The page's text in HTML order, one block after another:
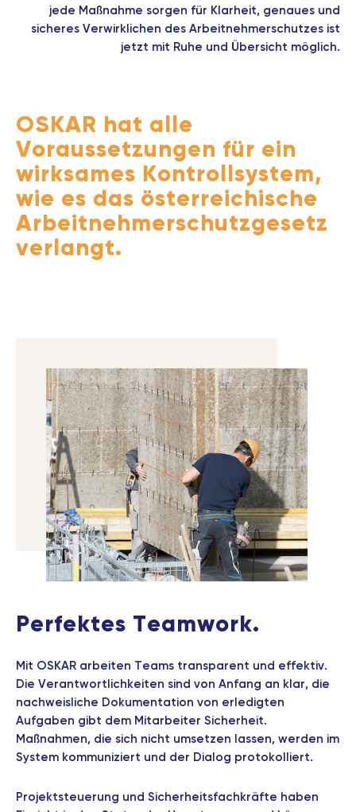
jede Maßnahme sorgen für Klarheit, genaues und
sicheres Verwirklichen des Arbeitnehmerschutzes ist
jetzt mit Ruhe und Übersicht möglich.
OSKAR hat alle
Voraussetzungen für ein
wirksames Kontrollsystem,
wie es das österreichische
Arbeit­nehmer­schutzgesetz
verlangt.
Perfektes Teamwork.
Mit OSKAR arbeiten Teams transparent und effektiv.
Die Verantwortlichkeiten sind von Anfang an klar, die
nachweisliche Dokumentation von erledigten
Aufgaben gibt dem Mitarbeiter Sicherheit.
Maßnahmen, die sich nicht umsetzen lassen, werden im
System kommuniziert und der Dialog protokolliert.
Projektsteuerung und Sicherheitsfachkräfte haben